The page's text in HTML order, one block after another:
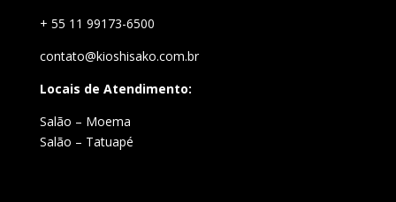
+ 55 11 99173-6500
contato@kioshisako.com.br
Locais de Atendimento:
Salão – Moema
Salão – Tatuapé